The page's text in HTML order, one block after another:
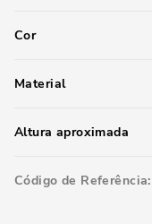
Cor
Material
Altura aproximada
Código de Referência